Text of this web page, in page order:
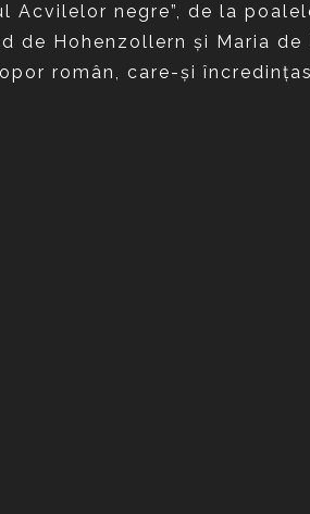
Acvilelor negre”, de la
de Hohenzollern şi Maria de
român, care-şi